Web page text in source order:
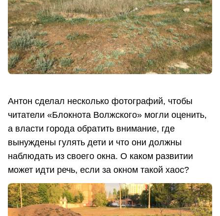
Антон сделал несколько фотографий, чтобы
читатели «Блокнота Волжского» могли оценить,
а власти города обратить внимание, где
вынуждены гулять дети и что они должны
наблюдать из своего окна. О каком развитии
может идти речь, если за окном такой хаос?